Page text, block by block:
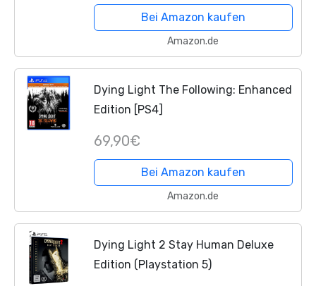
Bei Amazon kaufen
Amazon.de
Dying Light The Following: Enhanced
Edition [PS4]
69,90€
Bei Amazon kaufen
Amazon.de
Dying Light 2 Stay Human Deluxe
Edition (Playstation 5)